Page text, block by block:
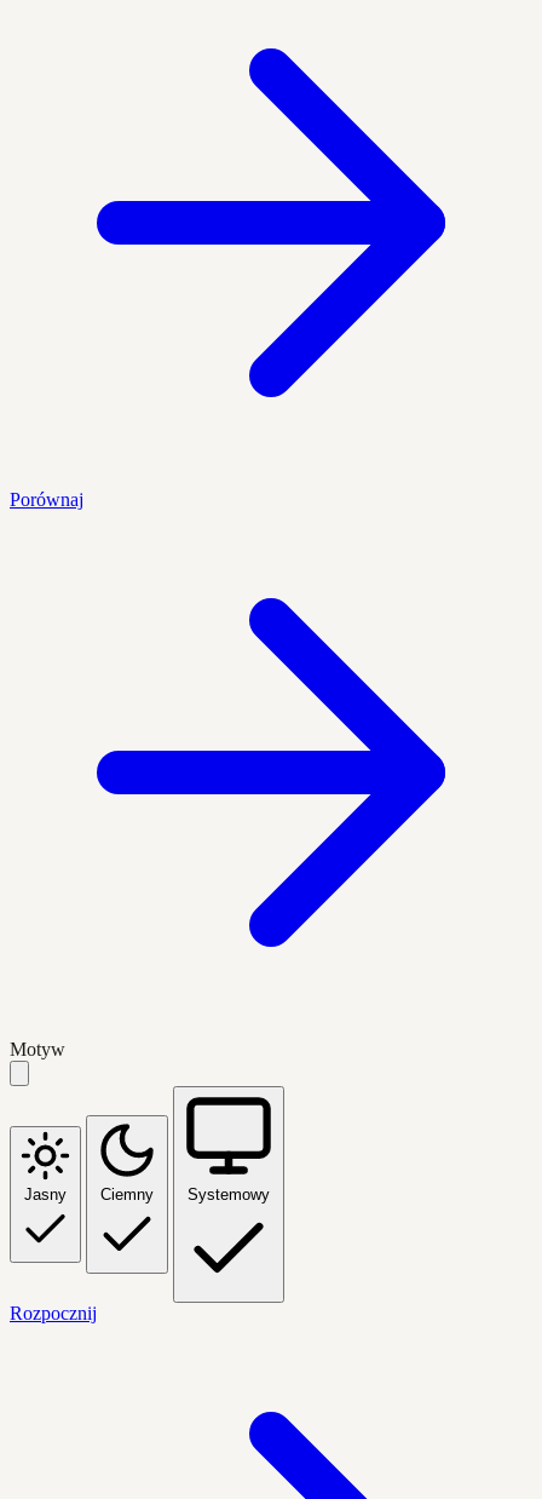
Porównaj
Motyw
Jasny Ciemny Systemowy
Rozpocznij